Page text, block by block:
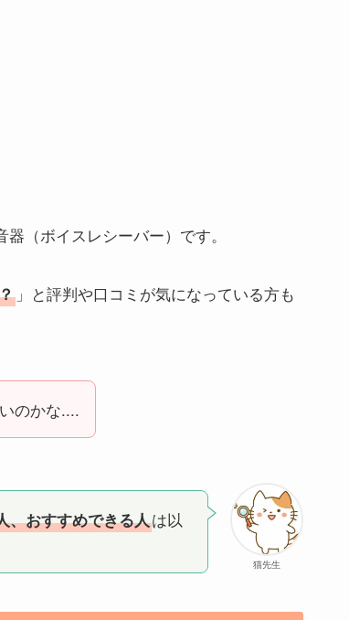
（ボイスレシーバー）です。
」と評判や口コミが気になっている方も
のかな....
猫先生
、おすすめできる人は以